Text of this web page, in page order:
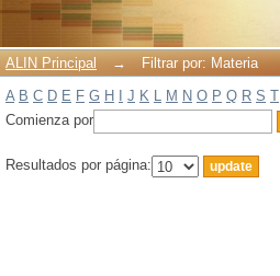
ALIN Principal →
Filtrar por: Materia
A B C D E F G H J K L M N O P Q R S T
Comienza por
Resultados por página: